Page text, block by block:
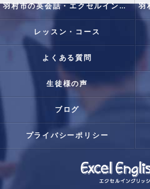
羽村市の英会話・エクセルイングリッシュクラブの口コミ情報
レッスン・コース
よくある質問
生徒様の声
ブログ
プライバシーポリシー